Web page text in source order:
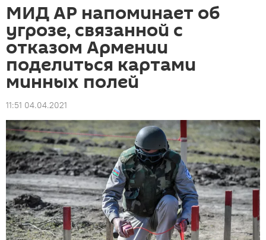
МИД АР напоминает об
угрозе, связанной с
отказом Армении
поделиться картами
минных полей
11:51 04.04.2021